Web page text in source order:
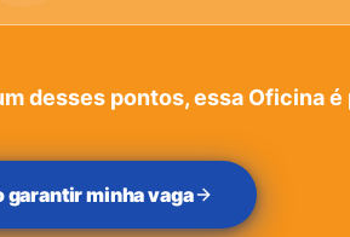
desses pontos, essa Oficina é
garantir minha vaga